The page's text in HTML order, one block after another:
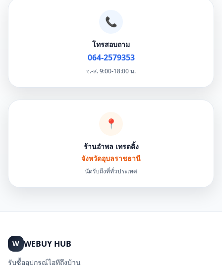
📞
โทรสอบถาม
064-2579353
จ.-ส. 9:00-18:00 น.
📍
ร้านอำพล เทรดดิ้ง
จังหวัดอุบลราชธานี
นัดรับถึงที่ทั่วประเทศ
W WEBUY HUB
รับซื้ออุปกรณ์ไอทีถึงบ้าน